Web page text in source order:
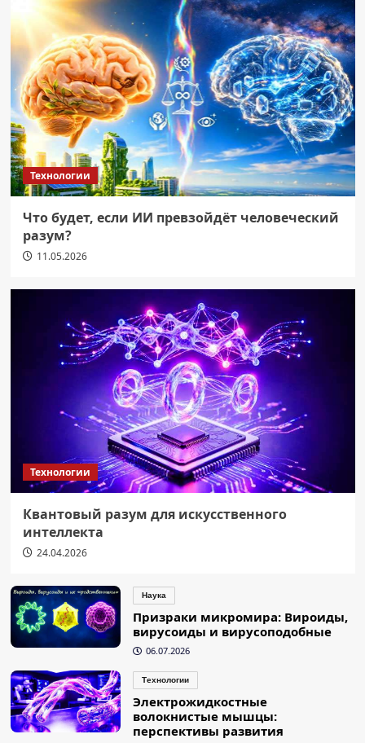
Технологии
Что будет, если ИИ превзойдёт человеческий
разум?
11.05.2026
Технологии
Квантовый разум для искусственного
интеллекта
24.04.2026
Наука
Призраки микромира: Вироиды,
вирусоиды и вирусоподобные
06.07.2026
Технологии
Электрожидкостные
волокнистые мышцы:
перспективы развития